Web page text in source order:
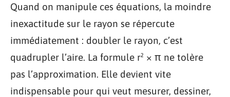
Quand on manipule ces équations, la moindre
inexactitude sur le rayon se répercute
immédiatement : doubler le rayon, c’est
quadrupler l’aire. La formule r² × π ne tolère
pas l’approximation. Elle devient vite
indispensable pour qui veut mesurer, dessiner,